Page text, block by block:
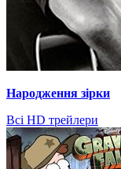
Народження зірки
Всі HD трейлери